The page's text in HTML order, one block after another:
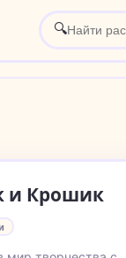
🔍
и Крошик